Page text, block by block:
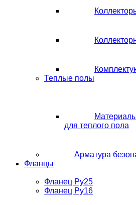
Теплые полы
для теплого пола
Арматура
Фланцы
Фланец Ру25
Фланец Ру16